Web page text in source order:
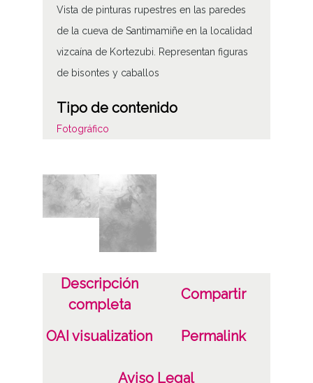
Vista de pinturas rupestres en las paredes
de la cueva de Santimamiñe en la localidad
vizcaína de Kortezubi. Representan figuras
de bisontes y caballos
Tipo de contenido
Fotográfico
Placa de vidrio
Fecha
1917 a 1920 (Atribuida)
Signaturas: ; Internegativo: BAR-IN-001-687 ;
Descripción
completa
Compartir
OAI visualization Permalink
Aviso Legal